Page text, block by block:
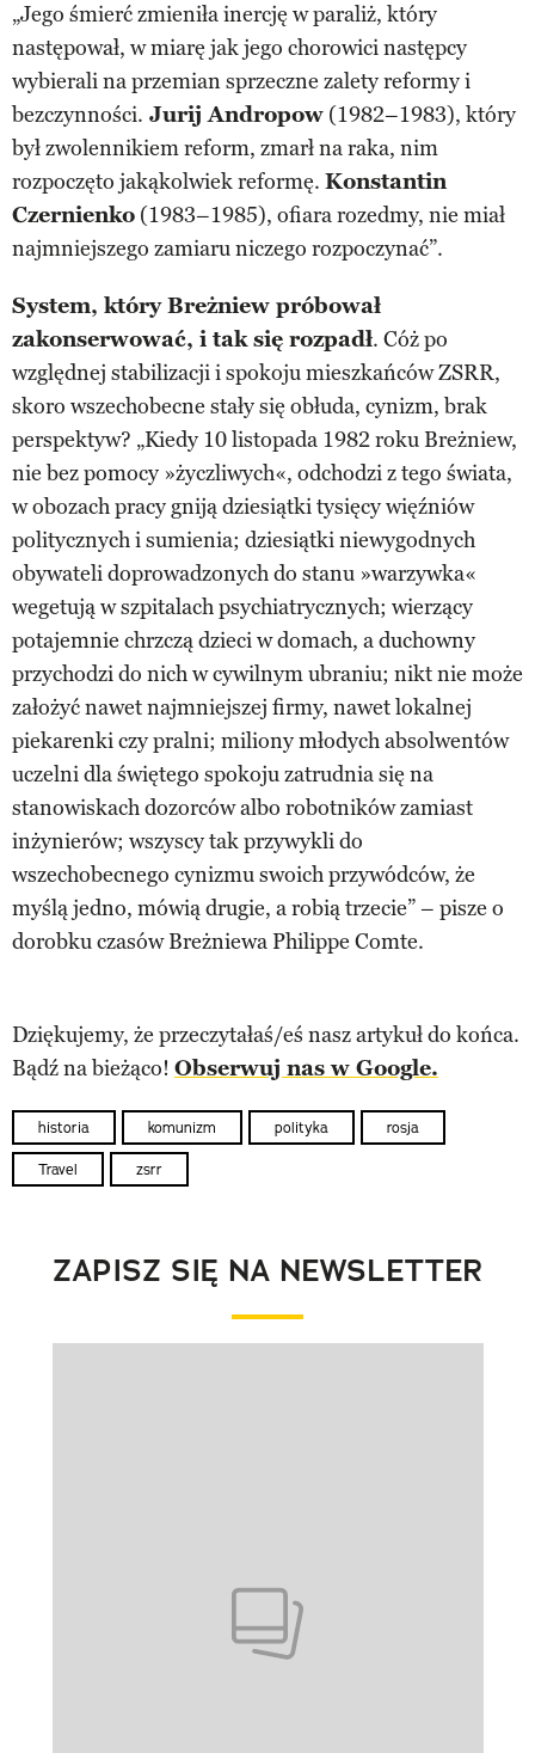
„Jego śmierć zmieniła inercję w paraliż, który
następował, w miarę jak jego chorowici następcy
wybierali na przemian sprzeczne zalety reformy i
bezczynności. Jurij Andropow (1982–1983), który
był zwolennikiem reform, zmarł na raka, nim
rozpoczęto jakąkolwiek reformę. Konstantin
Czernienko (1983–1985), ofiara rozedmy, nie miał
najmniejszego zamiaru niczego rozpoczynać”.
System, który Breżniew próbował
zakonserwować, i tak się rozpadł. Cóż po
względnej stabilizacji i spokoju mieszkańców ZSRR,
skoro wszechobecne stały się obłuda, cynizm, brak
perspektyw? „Kiedy 10 listopada 1982 roku Breżniew,
nie bez pomocy »życzliwych«, odchodzi z tego świata,
w obozach pracy gniją dziesiątki tysięcy więźniów
politycznych i sumienia; dziesiątki niewygodnych
obywateli doprowadzonych do stanu »warzywka«
wegetują w szpitalach psychiatrycznych; wierzący
potajemnie chrzczą dzieci w domach, a duchowny
przychodzi do nich w cywilnym ubraniu; nikt nie może
założyć nawet najmniejszej firmy, nawet lokalnej
piekarenki czy pralni; miliony młodych absolwentów
uczelni dla świętego spokoju zatrudnia się na
stanowiskach dozorców albo robotników zamiast
inżynierów; wszyscy tak przywykli do
wszechobecnego cynizmu swoich przywódców, że
myślą jedno, mówią drugie, a robią trzecie” – pisze o
dorobku czasów Breżniewa Philippe Comte.
Dziękujemy, że przeczytałaś/eś nasz artykuł do końca.
Bądź na bieżąco! Obserwuj nas w Google.
historia komunizm polityka rosja
Travel zsrr
ZAPISZ SIĘ NA NEWSLETTER